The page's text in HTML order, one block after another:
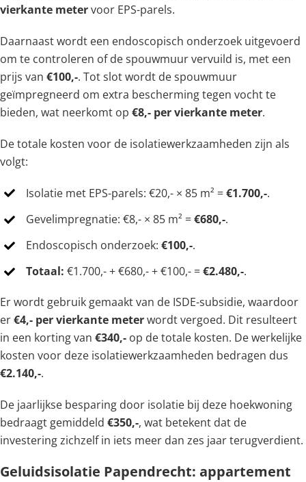
vierkante metervoor EPS-parels.
Daarnaast wordt een endoscopisch onderzoek uitgevoerd
om te controleren of de spouwmuur vervuild is, met een
prijs van €100,-. Tot slot wordt de spouwmuur
geïmpregneerd om extra bescherming tegen vocht te
bieden, wat neerkomt op €8,- per vierkante meter.
De totale kosten voor de isolatiewerkzaamheden zijn als
volgt:
Isolatie met EPS-parels: €20,- × 85 m² =€1.700,-.
Gevelimpregnatie: €8,- × 85 m² =€680,-.
Endoscopisch onderzoek:€100,-.
Totaal: €1.700,- + €680,- + €100,- =€2.480,-.
Er wordt gebruik gemaakt van de ISDE-subsidie, waardoor
er€4,- per vierkante meterwordt vergoed. Dit resulteert
in een korting van €340,- op de totale kosten. De werkelijke
kosten voor deze isolatiewerkzaamheden bedragen dus
€2.140,-.
De jaarlijkse besparing door isolatie bij deze hoekwoning
bedraagt gemiddeld €350,-, wat betekent dat de
investering zichzelf in iets meer dan zes jaar terugverdient.
Geluidsisolatie Papendrecht: appartement